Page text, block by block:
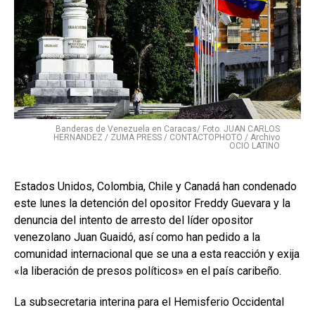
Banderas de Venezuela en Caracas/ Foto. JUAN CARLOS
HERNANDEZ / ZUMA PRESS / CONTACTOPHOTO / Archivo
OCIO LATINO
Estados Unidos, Colombia, Chile y Canadá han condenado
este lunes la detención del opositor Freddy Guevara y la
denuncia del intento de arresto del líder opositor
venezolano Juan Guaidó, así como han pedido a la
comunidad internacional que se una a esta reacción y exija
«la liberación de presos políticos» en el país caribeño.
La subsecretaria interina para el Hemisferio Occidental